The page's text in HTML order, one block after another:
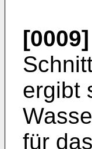
[0009]
ergibt
für